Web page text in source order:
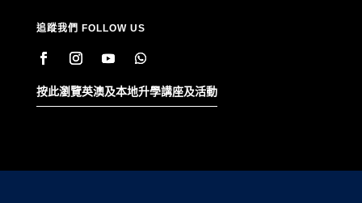
追蹤我們 FOLLOW US
按此瀏覽英澳及本地升學講座及活動